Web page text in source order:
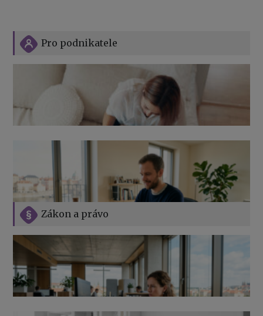
Zákon a právo
Pro podnikatele
Jak na podnikání při rodičovské dovolené
Přehledy pro OSSZ a zdravotní pojišťovny – jak na ně
v roce 2026